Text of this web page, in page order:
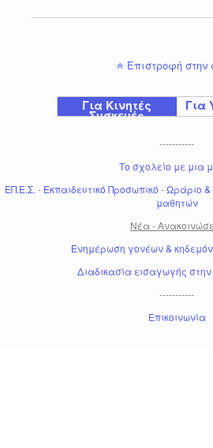
Επιστροφή στην
Για Κινητές
Συσκευές
Για
-----------
Το σχολείο με μια
ΕΠ.Ε.Σ. - Εκπαιδευτικό Προσωπικό -Ωράριο &
μαθητών
Νέα -
Ενημέρωση γονέων &
Διαδικασία εισαγωγής
-----------
Επικοινωνία